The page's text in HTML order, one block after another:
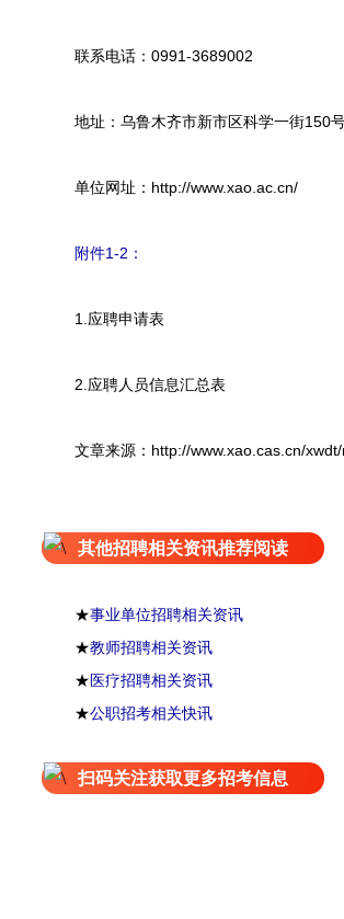
联系电话：0991-3689002
地址：乌鲁木齐市新市区科学一街150
单位网址：http://www.xao.ac.cn/
附件1-2：
1.应聘申请表
2.应聘人员信息汇总表
文章来源：http://www.xao.cas.cn/xwdt/
其他招聘相关资讯推荐阅读
★事业单位招聘相关资讯
★教师招聘相关资讯
★医疗招聘相关资讯
★公职招考相关快讯
扫码关注获取更多招考信息